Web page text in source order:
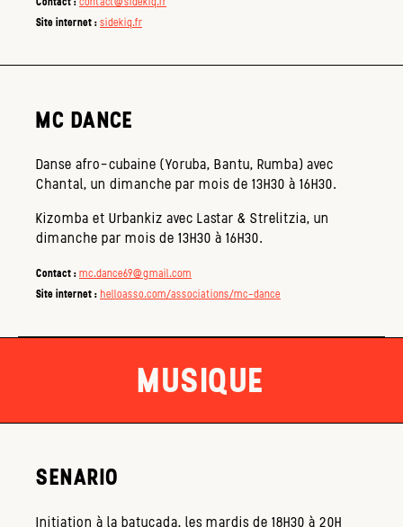
Site internet : sidekiq.fr
MC DANCE
Danse afro-cubaine (Yoruba, Bantu, Rumba) avec
Chantal, un dimanche par mois de 13H30 à 16H30.
Kizomba et Urbankiz avec Lastar & Strelitzia, un
dimanche par mois de 13H30 à 16H30.
Contact : mc.dance69@gmail.com
Site internet : helloasso.com/associations/mc-dance
MUSIQUE
SENARIO
Initiation à la batucada, les mardis de 18H30 à 20H